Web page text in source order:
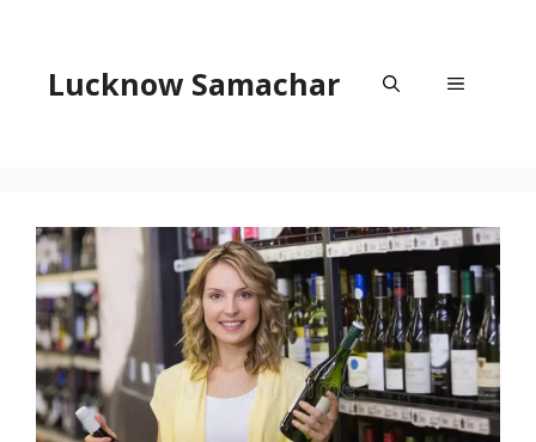
contentLucknow Samachar Menu